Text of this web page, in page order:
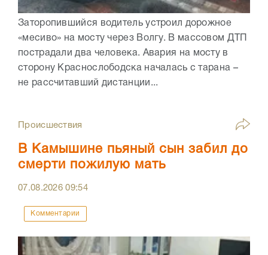
Заторопившийся водитель устроил дорожное
«месиво» на мосту через Волгу. В массовом ДТП
пострадали два человека. Авария на мосту в
сторону Краснослободска началась с тарана –
не рассчитавший дистанции...
Происшествия
В Камышине пьяный сын забил до
смерти пожилую мать
07.08.202609:54
Комментарии